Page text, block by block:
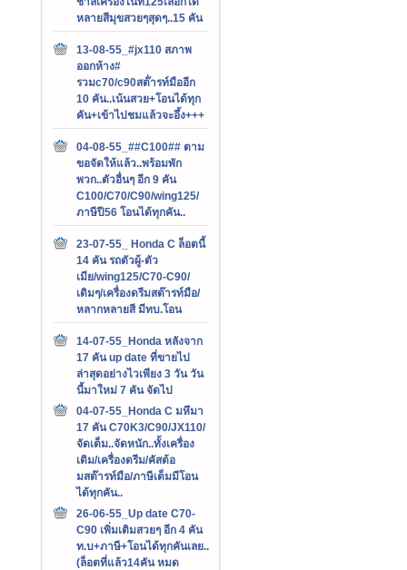
หลายสีมุขสวยๆสุดๆ..15 คัน
13-08-55_#jx110 สภาพ
ออกห้าง#
รวมc70/c90สต๊่ารท์มืออีก
10 คัน..เน้นสวย+โอนได้ทุก
คัน+เข้าไปชมแล้วจะอึ้ง+++
04-08-55_##C100## ตาม
ขอจัดให้แล้ว..พร้อมพัก
พวก..ตัวอื่นๆ อีก 9 คัน
C100/C70/C90/wing125/
ภาษีปี56 โอนได้ทุกคัน..
23-07-55_ Honda C ล็อตนี้
14 คัน รถตัวผู้-ตัว
เมีย/wing125/C70-C90/
เดิมๆ/เครื่องดรีมสต๊ารท์มือ/
หลากหลายสี มีทบ.โอน
14-07-55_Honda หลังจาก
17 คัน up date ที่ขายไป
ล่าสุดอย่างไวเพียง 3 วัน วัน
นี้มาใหม่ 7 คัน จัดไป
04-07-55_Honda C มหึมา
17 คัน C70K3/C90/JX110/
จัดเต็ม..จัดหนัก..ทั้งเครื่อง
เดิม/เครื่องดรีม/คัสต้อ
มสต๊ารท์มือ/ภาษีเต็มมีโอน
ได้ทุกคัน..
26-06-55_Up date C70-
C90 เพิ่มเติมสวยๆ อีก 4 คัน
ท.บ+ภาษี+โอนได้ทุกคันเลย..
(ล็อตที่แล้ว14คัน หมด